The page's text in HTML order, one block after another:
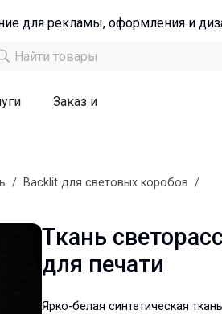
для рекламы, оформления и
Заказ и
/ Backlit для световых коробов /
Ткань
для печати
Ярко-белая синтетическая